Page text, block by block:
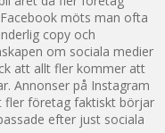
möts man ofta
copy och
om sociala medier
att allt fler kommer att
Annonser på Instagram
fler företag faktiskt börjar
efter just sociala